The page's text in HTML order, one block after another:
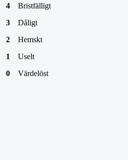
4 Bristfälligt
3 Dåligt
2 Hemskt
1
Uselt
0 Värdelöst